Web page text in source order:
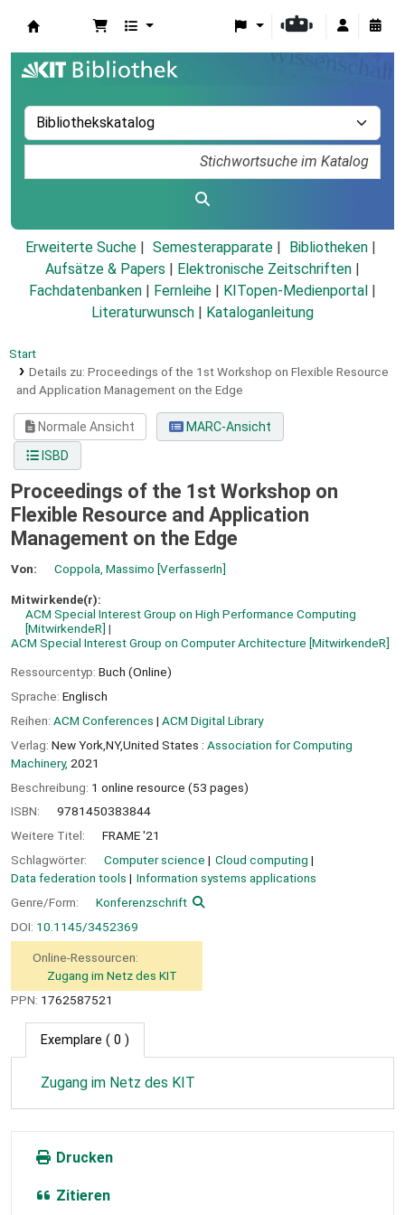
Erweiterte Suche Semesterapparate
Bibliotheken
Aufsätze & Papers
Elektronische Zeitschriften
Fachdatenbanken
Fernleihe KITopen-Medienportal
Literaturwunsch
Kataloganleitung
Start
Details zu: Proceedings of the 1st Workshop on Flexible Resource
and Application Management on the Edge
Normale Ansicht
MARC-Ansicht
ISBD
Proceedings of the 1st Workshop on
Flexible Resource and Application
Management on the Edge
Von: Coppola, Massimo [VerfasserIn]
Mitwirkende(r):
ACM Special Interest Group on High Performance Computing
[MitwirkendeR]
ACM Special Interest Group on Computer Architecture [MitwirkendeR]
Ressourcentyp: Buch (Online)
Sprache: Englisch
Reihen: ACM Conferences | ACM Digital Library
Verlag: New York,NY,United States : Association for Computing
Machinery, 2021
Beschreibung: 1 online resource (53 pages)
ISBN:
9781450383844
Weitere Titel:
FRAME '21
Schlagwörter:
Computer science
Cloud computing
Data federation tools
Information systems applications
Genre/Form:
Konferenzschrift
DOI: 10.1145/3452369
Online-Ressourcen:
Zugang im Netz des KIT
PPN: 1762587521
Exemplare ( 0 )
Zugang im Netz des KIT
Drucken
Zitieren